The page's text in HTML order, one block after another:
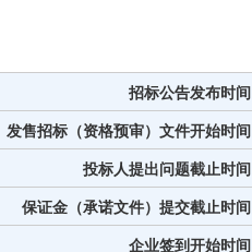
招标公告发布时间
发售招标（资格预审）文件开始时间
投标人提出问题截止时间
保证金（承诺文件）提交截止时间
企业签到开始时间